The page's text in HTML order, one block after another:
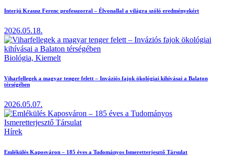
Interjú Krausz Ferenc professzorral – Élvonallal a világra szóló eredményekért
2026.05.18.
Biológia, Kiemelt
Viharfellegek a magyar tenger felett – Inváziós fajok ökológiai kihívásai a Balaton
térségében
2026.05.07.
Hírek
Emlékülés Kaposváron – 185 éves a Tudományos Ismeretterjesztő Társulat